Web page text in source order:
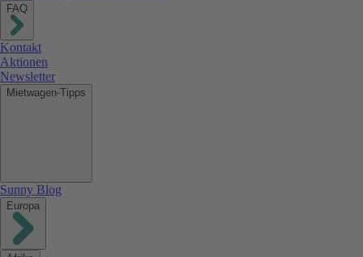
FAQ
Kontakt
Aktionen
Newsletter
Mietwagen-Tipps
Sunny Blog
Europa